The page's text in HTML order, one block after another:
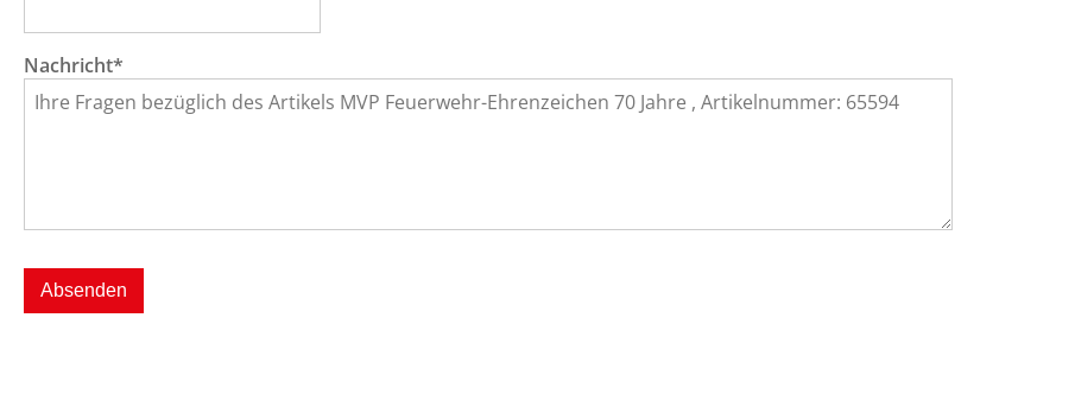
Nachricht*
Absenden